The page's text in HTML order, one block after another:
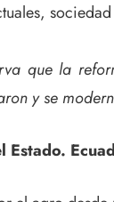
que la
y se
Estado.